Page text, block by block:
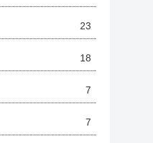
23
18
7
7